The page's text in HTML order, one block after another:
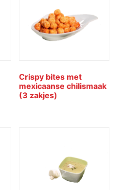
Crispy bites met
mexicaanse chilismaak
(3 zakjes)